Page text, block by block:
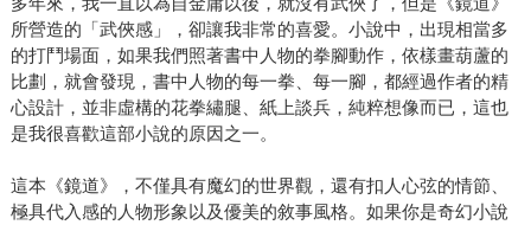
所營造的「武俠感」，卻讓我非常的喜愛。小說中，出現相當多
的打鬥場面，如果我們照著書中人物的拳腳動作，依樣畫葫蘆的
比劃，就會發現，書中人物的每一拳、每一腳，都經過作者的精
心設計，並非虛構的花拳繡腿、紙上談兵，純粹想像而已，這也
是我很喜歡這部小說的原因之一。
這本《鏡道》，不僅具有魔幻的世界觀，還有扣人心弦的情節、
極具代入感的人物形象以及優美的敘事風格。如果你是奇幻小說